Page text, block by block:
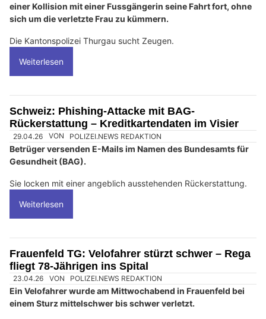
einer Kollision mit einer Fussgängerin seine Fahrt fort, ohne
sich um die verletzte Frau zu kümmern.
Die Kantonspolizei Thurgau sucht Zeugen.
Weiterlesen
Schweiz: Phishing-Attacke mit BAG-
Rückerstattung – Kreditkartendaten im Visier
29.04.26 VON POLIZEI.NEWS REDAKTION
Betrüger versenden E-Mails im Namen des Bundesamts für
Gesundheit (BAG).
Sie locken mit einer angeblich ausstehenden Rückerstattung.
Weiterlesen
Frauenfeld TG: Velofahrer stürzt schwer – Rega
fliegt 78-Jährigen ins Spital
23.04.26 VON POLIZEI.NEWS REDAKTION
Ein Velofahrer wurde am Mittwochabend in Frauenfeld bei
einem Sturz mittelschwer bis schwer verletzt.